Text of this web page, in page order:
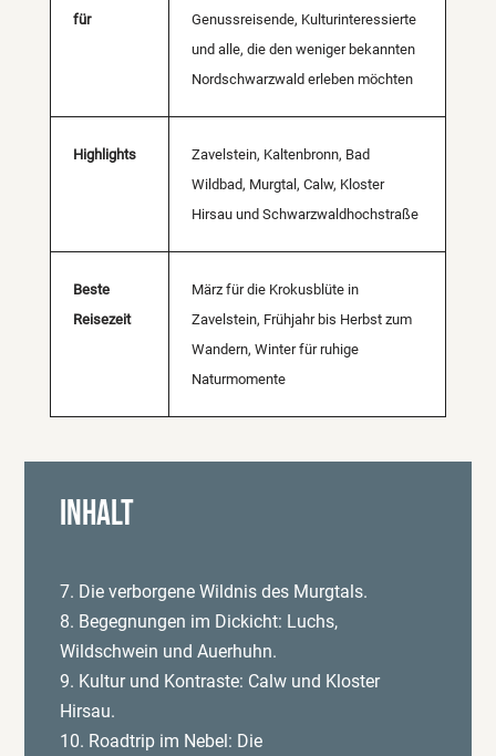
für
Genussreisende, Kulturinteressierte
und alle, die den weniger bekannten
Nordschwarzwald erleben möchten
Highlights
Zavelstein, Kaltenbronn, Bad
Wildbad, Murgtal, Calw, Kloster
Hirsau und Schwarzwaldhochstraße
Beste
Reisezeit
März für die Krokusblüte in
Zavelstein, Frühjahr bis Herbst zum
Wandern, Winter für ruhige
Naturmomente
Inhalt
7. Die verborgene Wildnis des Murgtals.
8. Begegnungen im Dickicht: Luchs,
Wildschwein und Auerhuhn.
9. Kultur und Kontraste: Calw und Kloster
Hirsau.
10. Roadtrip im Nebel: Die